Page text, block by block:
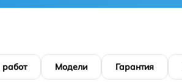
Модели Гарантия